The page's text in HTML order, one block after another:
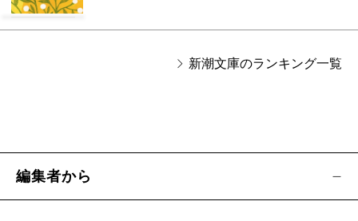
新潮文庫のランキング一覧
編集者から